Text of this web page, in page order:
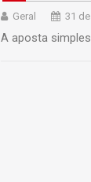
Geral 31
A aposta